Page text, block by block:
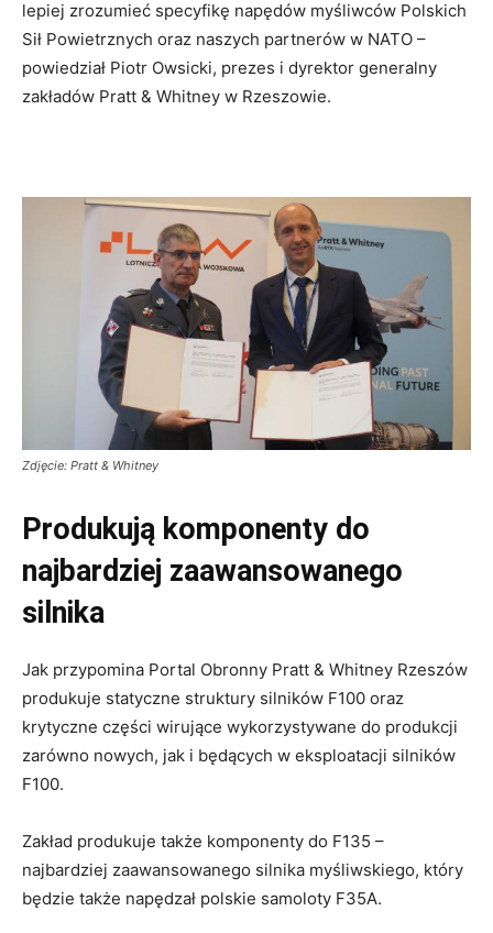
lepiej zrozumieć specyfikę napędów myśliwców Polskich
Sił Powietrznych oraz naszych partnerów w NATO –
powiedział Piotr Owsicki, prezes i dyrektor generalny
zakładów Pratt & Whitney w Rzeszowie.
Zdjęcie: Pratt & Whitney
Produkują komponenty do
najbardziej zaawansowanego
silnika
Jak przypomina Portal Obronny Pratt & Whitney Rzeszów
produkuje statyczne struktury silników F100 oraz
krytyczne części wirujące wykorzystywane do produkcji
zarówno nowych, jak i będących w eksploatacji silników
F100.
Zakład produkuje także komponenty do F135 –
najbardziej zaawansowanego silnika myśliwskiego, który
będzie także napędzał polskie samoloty F35A.